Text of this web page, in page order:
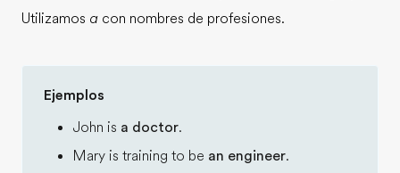
Utilizamos a con nombres de profesiones.
Ejemplos
John is a doctor.
Mary is training to be an engineer.